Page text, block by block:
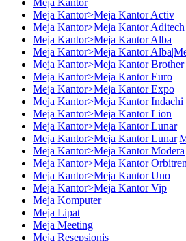
Meja Kantor
Meja Kantor>Meja Kantor Activ
Meja Kantor>Meja Kantor Aditech
Meja Kantor>Meja Kantor Alba
Meja Kantor>Meja Kantor
Meja Kantor>Meja Kantor Brother
Meja Kantor>Meja Kantor Euro
Meja Kantor>Meja Kantor Expo
Meja Kantor>Meja Kantor Indachi
Meja Kantor>Meja Kantor Lion
Meja Kantor>Meja Kantor Lunar
Meja Kantor>Meja Kantor
Meja Kantor>Meja Kantor Modera
Meja Kantor>Meja Kantor
Meja Kantor>Meja Kantor Uno
Meja Kantor>Meja Kantor Vip
Meja Komputer
Meja Lipat
Meja Meeting
Meja Resepsionis